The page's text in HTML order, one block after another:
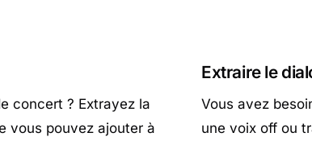
concert ? Extrayez la
vous pouvez ajouter à
Extraire le
Vous avez
une voix off ou